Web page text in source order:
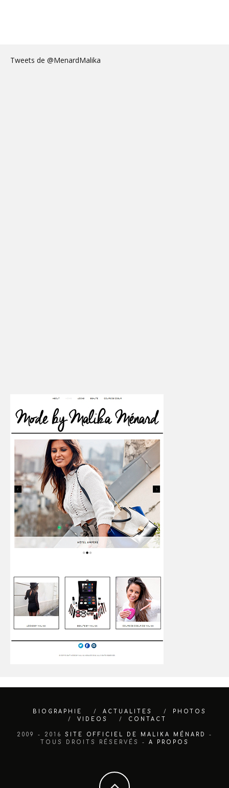
Tweets de @MenardMalika
BIOGRAPHIE ACTUALITES
PHOTOS
VIDEOS
CONTACT
2009 - 2016 SITE OFFICIEL DE MALIKA MÉNARD
-
TOUS DROITS RÉSERVÉS - A PROPOS